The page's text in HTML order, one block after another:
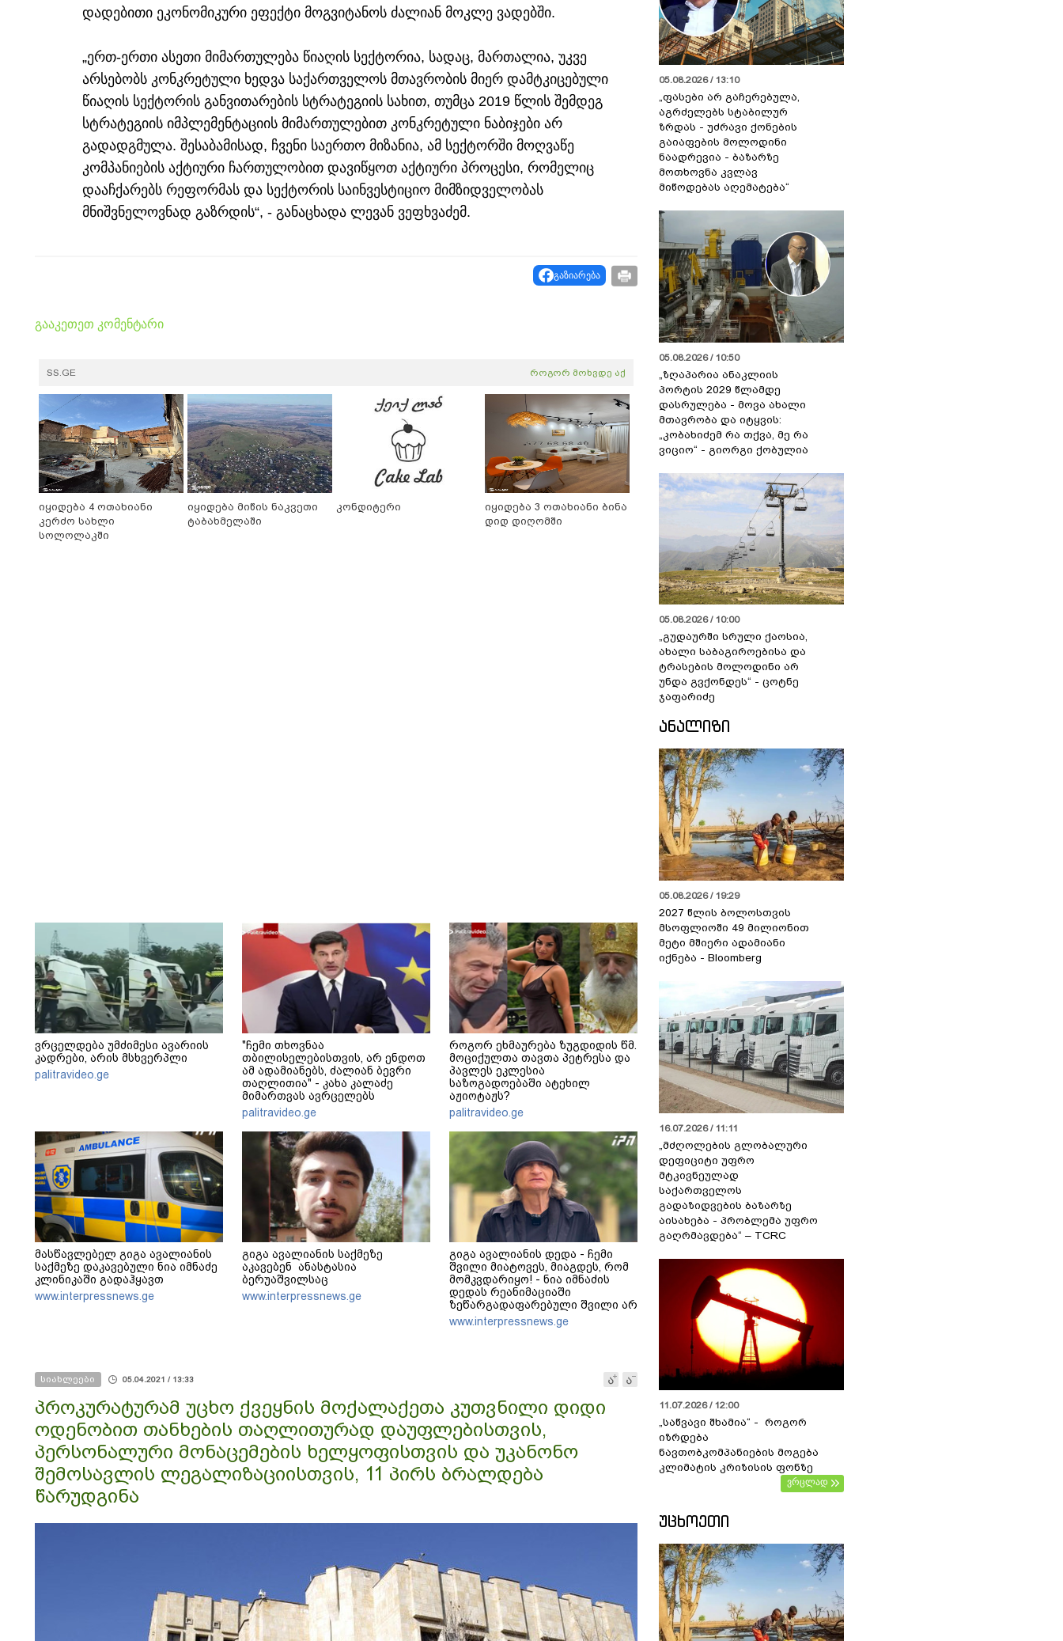
დადებითი ეკონომიკური ეფექტი მოგვიტანოს ძალიან მოკლე ვადებში.
„ერთ-ერთი ასეთი მიმართულება წიაღის სექტორია, სადაც, მართალია, უკვე
არსებობს კონკრეტული ხედვა საქართველოს მთავრობის მიერ დამტკიცებული
წიაღის სექტორის განვითარების სტრატეგიის სახით, თუმცა 2019 წლის შემდეგ
სტრატეგიის იმპლემენტაციის მიმართულებით კონკრეტული ნაბიჯები არ
გადადგმულა. შესაბამისად, ჩვენი საერთო მიზანია, ამ სექტორში მოღვაწე
კომპანიების აქტიური ჩართულობით დავიწყოთ აქტიური პროცესი, რომელიც
დააჩქარებს რეფორმას და სექტორის საინვესტიციო მიმზიდველობას
მნიშვნელოვნად გაზრდის“, - განაცხადა ლევან ვეფხვაძემ.
გაზიარება
გააკეთეთ კომენტარი
SS.GE როგორ მოხვდე აქ
იყიდება 4 ოთახიანი
კერძო სახლი
სოლოლაკში
იყიდება მიწის ნაკვეთი
ტაბახმელაში
კონდიტერი
იყიდება 3 ოთახიანი ბინა
დიდ დიღომში
ვრცელდება უმძიმესი ავარიის
კადრები, არის მსხვერპლი
palitravideo.ge
"ჩემი თხოვნაა
თბილისელებისთვის, არ ენდოთ
ამ ადამიანებს, ძალიან ბევრი
თაღლითია" - კახა კალაძე
მიმართვას ავრცელებს
palitravideo.ge
როგორ ეხმაურება ზუგდიდის წმ.
მოციქულთა თავთა პეტრესა და
პავლეს ეკლესია
საზოგადოებაში ატეხილ
აჟიოტაჟს?
palitravideo.ge
მასწავლებელ გიგა ავალიანის
საქმეზე დაკავებული ნია იმნაძე
კლინიკაში გადაჰყავთ
www.interpressnews.ge
გიგა ავალიანის საქმეზე
აკავებენ ანასტასია
ბერუაშვილსაც
www.interpressnews.ge
გიგა ავალიანის დედა - ჩემი
შვილი მიატოვეს, მიაგდეს, რომ
მომკვდარიყო! - ნია იმნაძის
დედას რეანიმაციაში
ზეწარგადაფარებული შვილი არ
უნახავს - ჩემი აზრით, ანასტასია
ბერუაშვილსაც დაიჭერენ
www.interpressnews.ge
სიახლეები 05.04.2021 / 13:33
პროკურატურამ უცხო ქვეყნის მოქალაქეთა კუთვნილი დიდი
ოდენობით თანხების თაღლითურად დაუფლებისთვის,
პერსონალური მონაცემების ხელყოფისთვის და უკანონო
შემოსავლის ლეგალიზაციისთვის, 11 პირს ბრალდება
წარუდგინა
05.08.2026 / 13:10
„ფასები არ გაჩერებულა,
აგრძელებს სტაბილურ
ზრდას - უძრავი ქონების
გაიაფების მოლოდინი
ნაადრევია - ბაზარზე
მოთხოვნა კვლავ
მიწოდებას აღემატება“
05.08.2026 / 10:50
„ზღაპარია ანაკლიის
პორტის 2029 წლამდე
დასრულება - მოვა ახალი
მთავრობა და იტყვის:
„კობახიძემ რა თქვა, მე რა
ვიციო“ - გიორგი ქობულია
05.08.2026 / 10:00
„გუდაურში სრული ქაოსია,
ახალი საბაგიროებისა და
ტრასების მოლოდინი არ
უნდა გვქონდეს“ - ცოტნე
ჯაფარიძე
ᲐᲜᲐᲚᲘᲖᲘ
05.08.2026 / 19:29
2027 წლის ბოლოსთვის
მსოფლიოში 49 მილიონით
მეტი მშიერი ადამიანი
იქნება - Bloomberg
16.07.2026 / 11:11
„მძღოლების გლობალური
დეფიციტი უფრო
მტკივნეულად
საქართველოს
გადაზიდვების ბაზარზე
აისახება - პრობლემა უფრო
გაღრმავდება“ – TCRC
11.07.2026 / 12:00
„საწვავი შხამია“ - როგორ
იზრდება
ნავთობკომპანიების მოგება
კლიმატის კრიზისის ფონზე
ვრცლად
ᲣᲪᲮᲝᲔᲗᲘ